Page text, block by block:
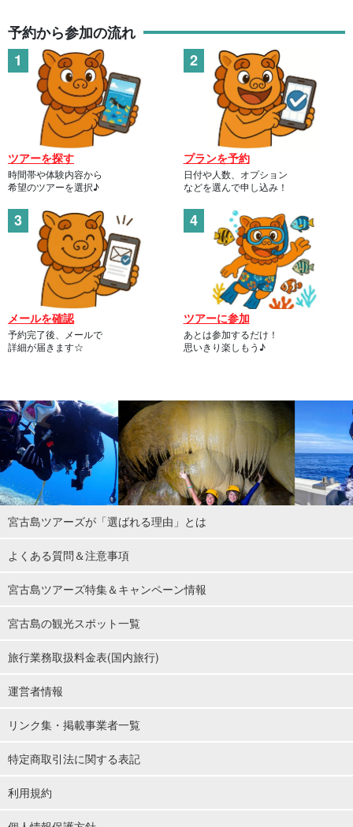
加工できるアクセサリーを店内に展示しているので、実物を見な
がら選んだり、試着していただくことも可能です。
※体験料＋￥6000〜 （ デザインにより異なります ）
アクセサリー加工ご希望の方限定で 1枚チェキ撮影プレゼントいた
します！
また、残った貝には、記念に日付やメッセージを残したり、好き
オススメです！
予約から参加の流れ
ツアーを探す
時間帯や体験内容から
希望のツアーを選択♪
プランを予約
日付や人数、オプション
などを選んで申し込み！
メールを確認
予約完了後、メールで
詳細が届きます☆
ツアーに参加
あとは参加するだけ！
思いきり楽しもう♪
宮古島ツアーズが「選ばれる理由」とは
よくある質問＆注意事項
宮古島ツアーズ特集＆キャンペーン情報
宮古島の観光スポット一覧
旅行業務取扱料金表(国内旅行)
運営者情報
リンク集・掲載事業者一覧
特定商取引法に関する表記
利用規約